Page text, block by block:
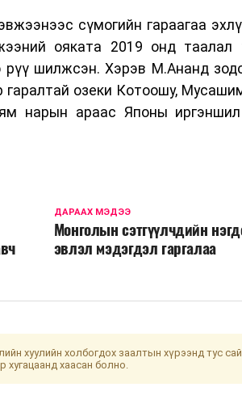
сүмогийн гараагаа
ояката 2019 онд таалал
шилжсэн. Хэрэв М.Ананд
озеки Котоошу,
нарын араас Японы
ДАРААХ МЭДЭЭ
Монголын сэтгүүлчдийн
эвлэл мэдэгдэл гаргалаа
хуулийн холбогдох заалтын хүрээнд тус
хугацаанд хаасан болно.